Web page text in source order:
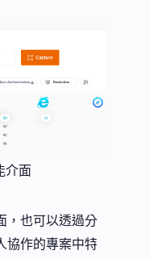
介面
，也可以透過分
協作的專案中特